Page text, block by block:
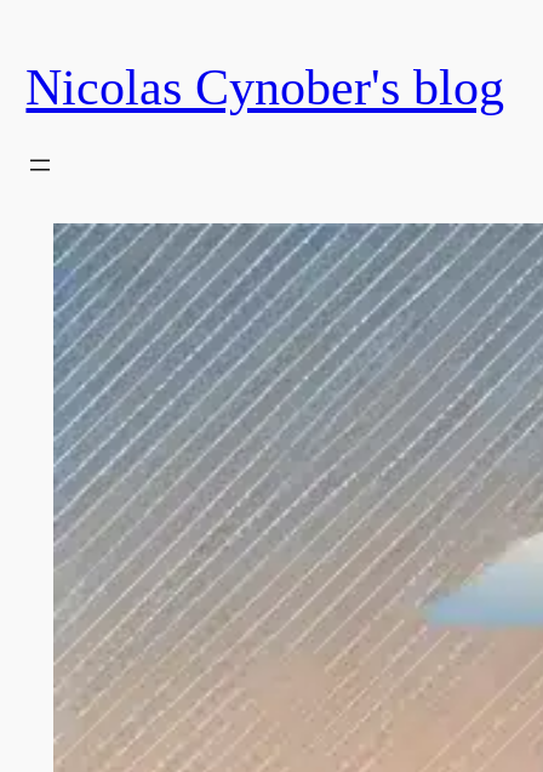
content
Nicolas Cynober's blog